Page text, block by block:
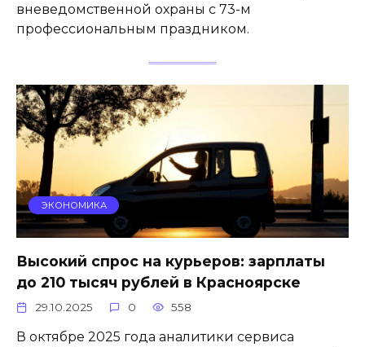
вневедомственной охраны с 73-м
профессиональным праздником.
ЭКОНОМИКА
Высокий спрос на курьеров: зарплаты
до 210 тысяч рублей в Красноярске
29.10.2025 0 558
В октябре 2025 года аналитики сервиса